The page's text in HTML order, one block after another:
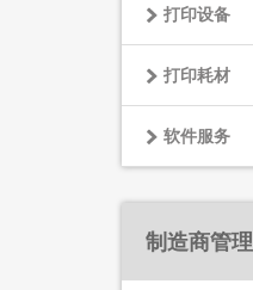
打印设备
打印耗材
软件服务
制造商管理